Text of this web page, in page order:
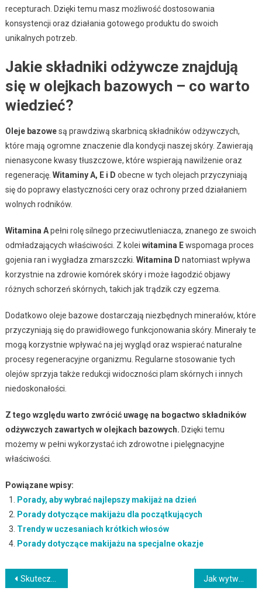
recepturach. Dzięki temu masz możliwość dostosowania
konsystencji oraz działania gotowego produktu do swoich
unikalnych potrzeb.
Jakie składniki odżywcze znajdują
się w olejkach bazowych – co warto
wiedzieć?
Oleje bazowesą prawdziwą skarbnicą składników odżywczych,
które mają ogromne znaczenie dla kondycji naszej skóry. Zawierają
nienasycone kwasy tłuszczowe, które wspierają nawilżenie oraz
regenerację. Witaminy A, E i D obecne w tych olejach przyczyniają
się do poprawy elastyczności cery oraz ochrony przed działaniem
wolnych rodników.
Witamina Apełni rolę silnego przeciwutleniacza, znanego ze swoich
odmładzających właściwości. Z kolei witamina Ewspomaga proces
gojenia ran i wygładza zmarszczki. Witamina D natomiast wpływa
korzystnie na zdrowie komórek skóry i może łagodzić objawy
różnych schorzeń skórnych, takich jak trądzik czy egzema.
Dodatkowo oleje bazowe dostarczają niezbędnych minerałów, które
przyczyniają się do prawidłowego funkcjonowania skóry. Minerały te
mogą korzystnie wpływać na jej wygląd oraz wspierać naturalne
procesy regeneracyjne organizmu. Regularne stosowanie tych
olejów sprzyja także redukcji widoczności plam skórnych i innych
niedoskonałości.
Z tego względu warto zwrócić uwagę na bogactwo składników
odżywczych zawartych w olejkach bazowych. Dzięki temu
możemy w pełni wykorzystać ich zdrowotne i pielęgnacyjne
właściwości.
Powiązane wpisy:
Porady, aby wybrać najlepszy makijaż na dzień
Porady dotyczące makijażu dla początkujących
Trendy w uczesaniach krótkich włosów
Porady dotyczące makijażu na specjalne okazje
Nawigacja
Skuteczność odżywek do paznokci: Co warto wiedzieć?